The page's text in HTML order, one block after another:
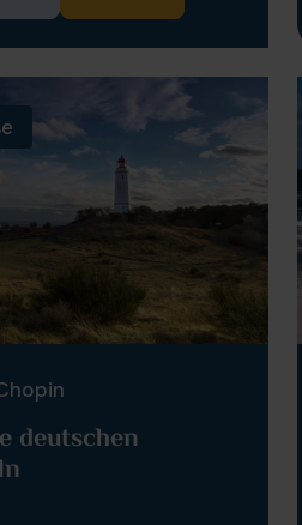
deutschen